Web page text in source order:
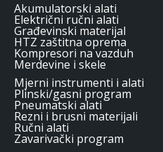
Akumulatorski alati
Električni ručni alati
Građevinski materijal
HTZ zaštitna oprema
Kompresori na vazduh
Merdevine i skele
Mjerni instrumenti i alati
Plinski/gasni program
Pneumatski alati
Rezni i brusni materijali
Ručni alati
Zavarivački program